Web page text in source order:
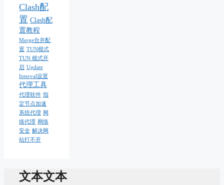
Clash配
置 Clash配
置教程
Merge合并配
置 TUN模式
TUN 模式开
启 Update
Interval设置
代理工具
代理软件 指
定节点加速
系统代理
网
络代理
网络
安全 解决网
站打不开
文本文本